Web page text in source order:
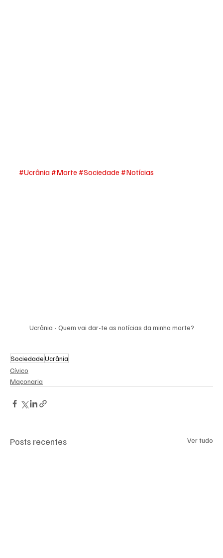
#Ucrânia #Morte #Sociedade #Notícias
Ucrânia - Quem vai dar-te as notícias da minha morte?
SociedadeUcrânia
Cívico
Maçonaria
Posts recentes Ver tudo